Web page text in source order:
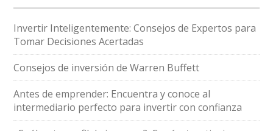
Invertir Inteligentemente: Consejos de Expertos para
Tomar Decisiones Acertadas
Consejos de inversión de Warren Buffett
Antes de emprender: Encuentra y conoce al
intermediario perfecto para invertir con confianza